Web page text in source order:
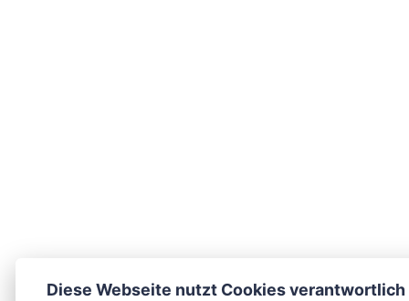
Diese Webseite nutzt Cookies verantwortlich